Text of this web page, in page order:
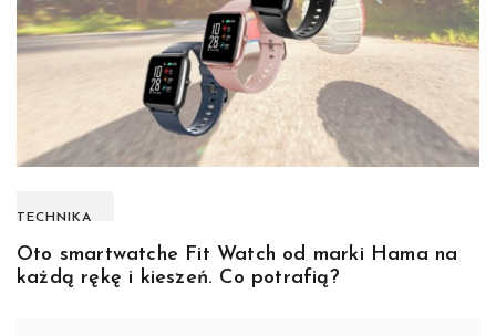
TECHNIKA
Oto smartwatche Fit Watch od marki Hama na
każdą rękę i kieszeń. Co potrafią?